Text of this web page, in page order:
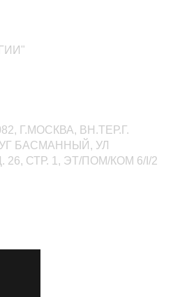
Г.МОСКВА, ВН.ТЕР.Г.
БАСМАННЫЙ, УЛ
СТР. 1, ЭТ/ПОМ/КОМ 6/I/2